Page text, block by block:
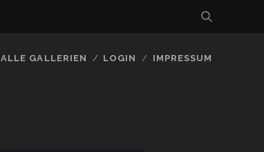
ALLE GALLERIEN LOGIN IMPRESSUM